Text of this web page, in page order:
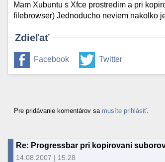
Mam Xubuntu s Xfce prostredim a pri
filebrowser) Jednoducho neviem nakolko
Zdieľať
Facebook Twitter
Pre pridávanie komentárov sa musíte prihlásiť
Re: Progressbar pri kopirovani
14.08.2007 | 15:28